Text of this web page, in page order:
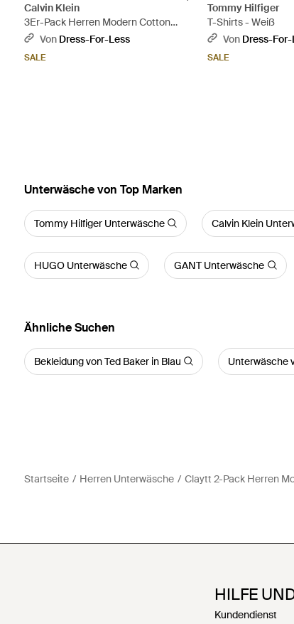
Calvin Klein
3Er-Pack Herren Modern Cotton
Stretch Trunk - Weiß
Von Dress-For-Less
SALE
Tommy Hilfiger
T-Shirts - Weiß
Von Dress-
SALE
Unterwäsche von Top Marken
Tommy Hilfiger Unterwäsche Calvin Klein
HUGO Unterwäsche GANT Unterwäsche
Ähnliche Suchen
Bekleidung von Ted Baker in Blau Unterwäsche
Startseite Herren Unterwäsche Claytt 2-Pack Herren
HILFE
Kundendienst